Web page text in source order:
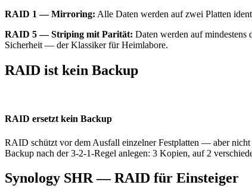
RAID 1 — Mirroring: Alle Daten werden auf zwei Platten
RAID 5 — Striping mit Parität: Daten werden auf mindestens
Sicherheit — der Klassiker für Heimlabore.
RAID ist kein Backup
RAID ersetzt kein Backup
RAID schützt vor dem Ausfall einzelner Festplatten — aber nicht
Backup nach der 3-2-1-Regel anlegen: 3 Kopien, auf 2
Synology SHR — RAID für Einsteiger